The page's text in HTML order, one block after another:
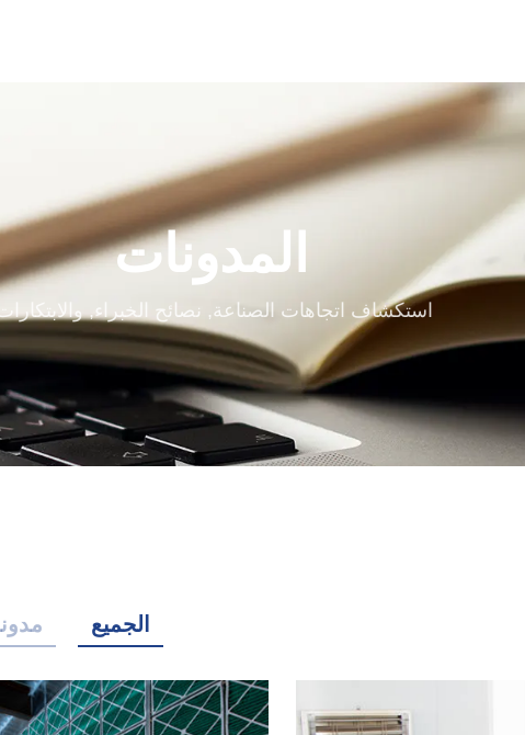
المدونات
استكشاف اتجاهات الصناعة, نصائح الخبراء,
الجميع